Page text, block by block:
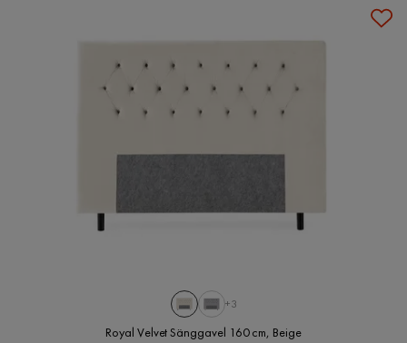
+3
Royal Velvet Sänggavel 160 cm, Beige